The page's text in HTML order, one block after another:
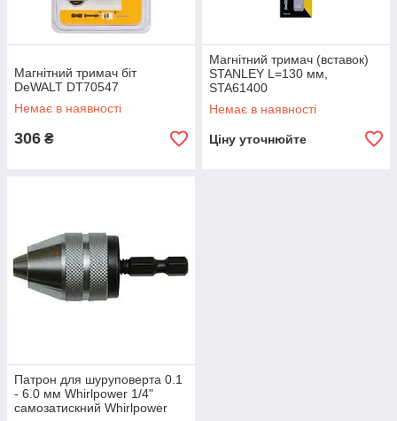
Магнітний тримач біт
DeWALT DT70547
Немає в наявності
306 ₴
Магнітний тримач (вставок)
STANLEY L=130 мм,
STA61400
Немає в наявності
Ціну уточнюйте
Патрон для шуруповерта 0.1
- 6.0 мм Whirlpower 1/4"
самозатискний Whirlpower